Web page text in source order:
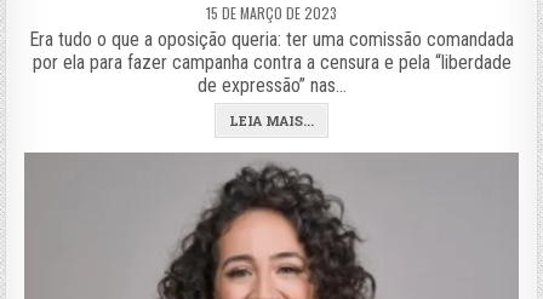
15 DE MARÇO DE 2023
Era tudo o que a oposição queria: ter uma comissão comandada
por ela para fazer campanha contra a censura e pela “liberdade
de expressão” nas…
LEIA MAIS...